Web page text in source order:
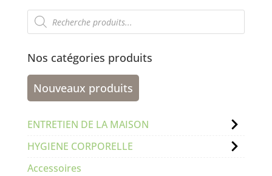
Recherche
de
produits
Nos catégories produits
Nouveaux produits
ENTRETIEN DE LA MAISON
HYGIENE CORPORELLE
Accessoires